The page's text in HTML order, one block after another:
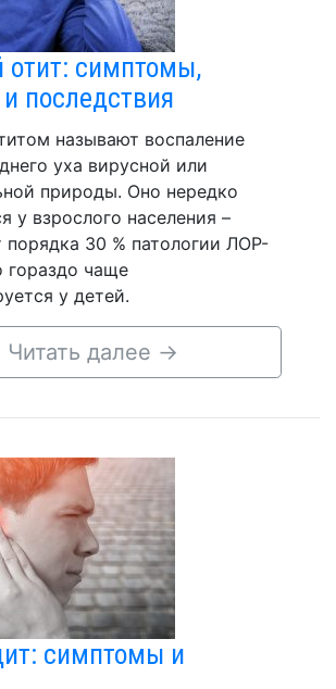
отит: симптомы,
последствия
называют воспаление
уха вирусной или
природы. Оно нередко
у взрослого населения –
порядка 30 % патологии ЛОР-
гораздо чаще
у детей.
Читать далее →
симптомы и